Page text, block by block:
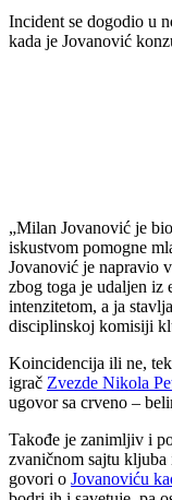
Incident se dogodio u
kada je Jovanović
„Milan Jovanović je
iskustvom pomogne
Jovanović je napravio
zbog toga je udaljen iz
intenzitetom, a ja
disciplinskoj komisiji
Koincidencija ili ne,
igrač Zvezde Nikola
ugovor sa crveno –
Takođe je zanimljiv i
zvaničnom sajtu
govori o Jovanoviću